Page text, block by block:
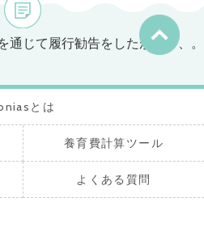
通じて履行勧告をしたが、、、。
とは
養育費計算ツール
よくある質問